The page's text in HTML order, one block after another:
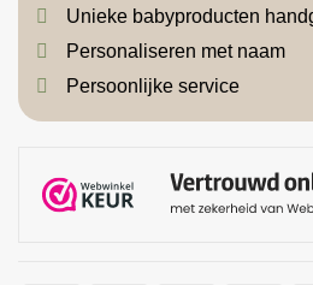
Unieke babyproducten
Personaliseren met naam
Persoonlijke service